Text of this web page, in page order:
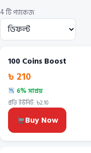
4 টি প্যাকেজ
100 Coins Boost
৳ 210
6% সাশ্রয়
প্রতি ইউনিট: ৳2.10
Buy Now